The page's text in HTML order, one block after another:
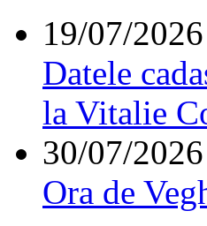
19/07/
Datele
la Vitalie
30/07/
Ora de